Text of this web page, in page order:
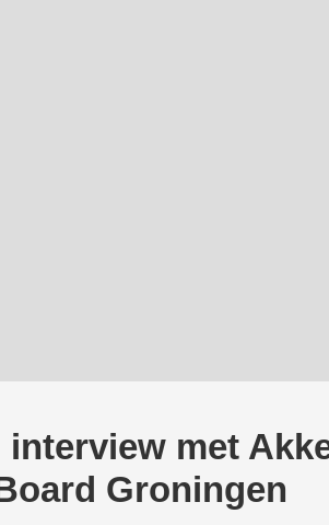
interview met
Groningen